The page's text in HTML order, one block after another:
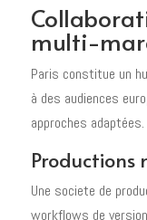
multi-
Paris constitue un
à des audiences
approches adaptées.
Productions
Une societe de
workflows de